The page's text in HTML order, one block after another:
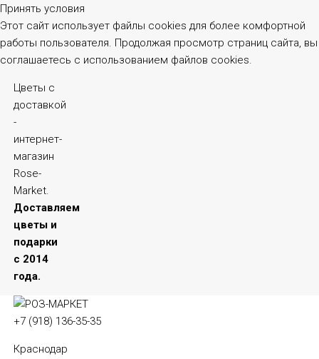
Принять условия
Этот сайт использует файлы cookies для более комфортной
работы пользователя. Продолжая просмотр страниц сайта, вы
соглашаетесь с использованием файлов cookies.
Цветы с
доставкой
-
интернет-
магазин
Rose-
Market.
Доставляем
цветы и
подарки
с 2014
года.
+7 (918) 136-35-35
Краснодар